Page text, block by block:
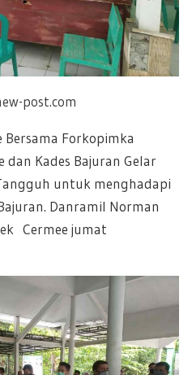
post.com
Bersama Forkopimka
dan Kades Bajuran Gelar
untuk menghadapi
Danramil Norman
Cermee jumat